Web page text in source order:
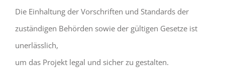
Die Einhaltung der Vorschriften und Standards der
zuständigen Behörden sowie der gültigen Gesetze ist
unerlässlich,
um das Projekt legal und sicher zu gestalten.